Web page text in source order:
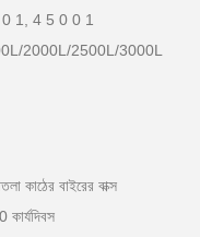
0 1, 4 5 0 0 1
2000L/2500L/3000L
কাঠের বাইরের বাক্স